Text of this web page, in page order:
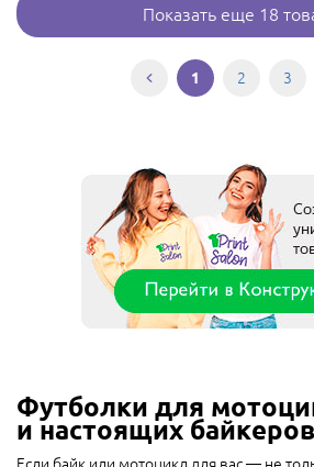
Показать еще 18
1 2 3
Футболки для
и настоящих байкеров
Если байк или мотоцикл для вас — не